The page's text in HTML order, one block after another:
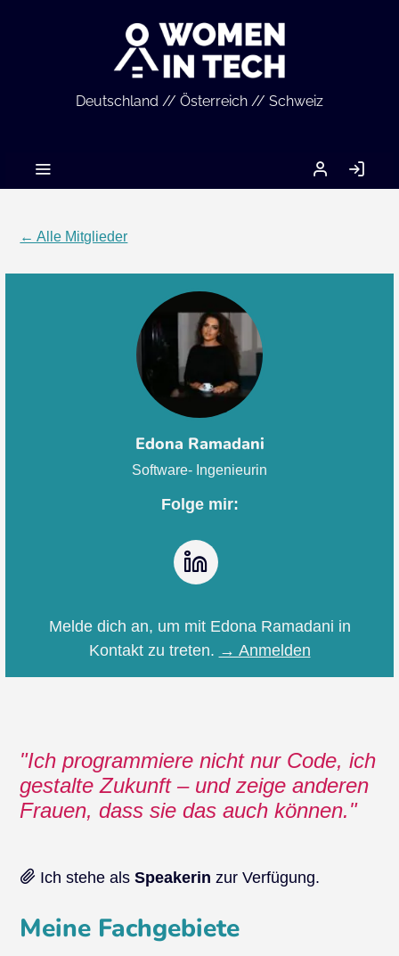
Deutschland // Österreich // Schweiz
MEIN
ACCOUNT
← Alle Mitglieder
Edona Ramadani
Software- Ingenieurin
Folge mir:
Melde dich an, um mit Edona Ramadani in
Kontakt zu treten. → Anmelden
Ich programmiere nicht nur Code, ich
gestalte Zukunft – und zeige anderen
Frauen, dass sie das auch können.
Ich stehe alsSpeakerin zur Verfügung.
Meine Fachgebiete